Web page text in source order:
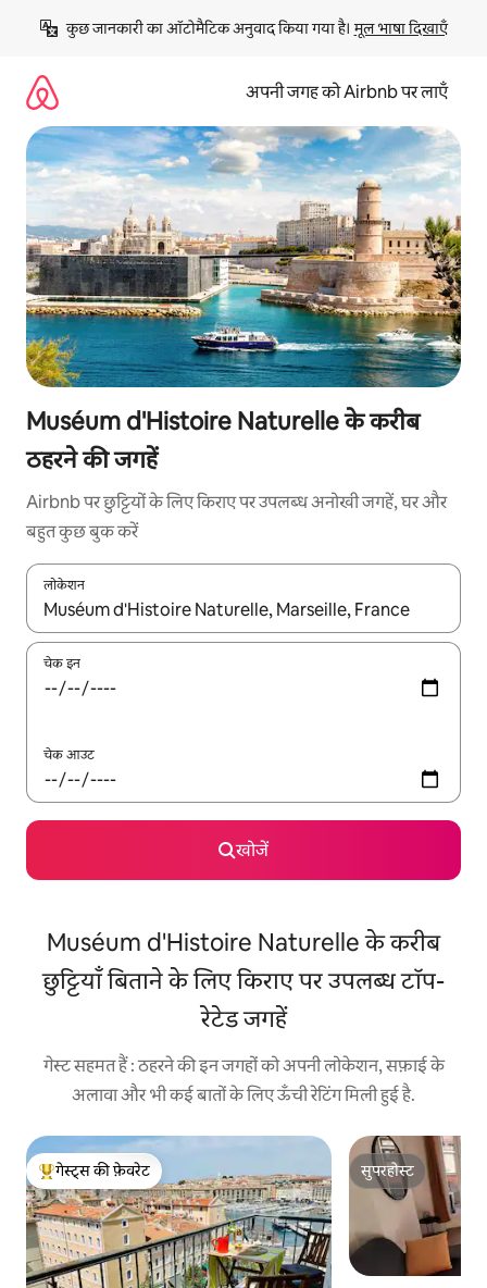
छोड़कर
कॉन्टेंट
कुछ जानकारी का ऑटोमैटिक अनुवाद किया गया है। मूल भाषा दिखाएँ
अपनी जगह को Airbnb पर लाएँ
Muséum d'Histoire Naturelle के करीब
ठहरने की जगहें
Airbnb पर छुट्टियों के लिए किराए पर उपलब्ध अनोखी जगहें, घर और
बहुत कुछ बुक करें
लोकेशन
नतीजों के उपलब्ध होने पर, अप और डाउन 'ऐरो की' का इस्तेमाल करके नेविगेट
चेक इन
चेक आउट
खोजें
Muséum d'Histoire Naturelle के करीब
छुट्टियाँ बिताने के लिए किराए पर उपलब्ध टॉप-
रेटेड जगहें
गेस्ट सहमत हैं : ठहरने की इन जगहों को अपनी लोकेशन, सफ़ाई के
अलावा और भी कई बातों के लिए ऊँची रेटिंग मिली हुई है.
गेस्ट्स का टॉप फ़ेवरेट
गेस्ट्स की फ़ेवरेट
सुपरहोस्ट
सुपरहोस्ट